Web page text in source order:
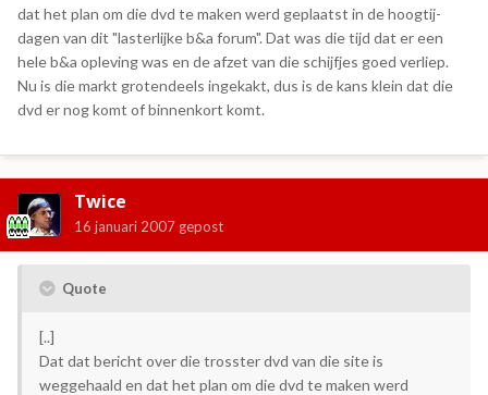
dat het plan om die dvd te maken werd geplaatst in de hoogtij-
dagen van dit "lasterlijke b&a forum". Dat was die tijd dat er een
hele b&a opleving was en de afzet van die schijfjes goed verliep.
Nu is die markt grotendeels ingekakt, dus is de kans klein dat die
dvd er nog komt of binnenkort komt.
Twice
16 januari 2007 gepost
Quote
[..]
Dat dat bericht over die trosster dvd van die site is
weggehaald en dat het plan om die dvd te maken werd